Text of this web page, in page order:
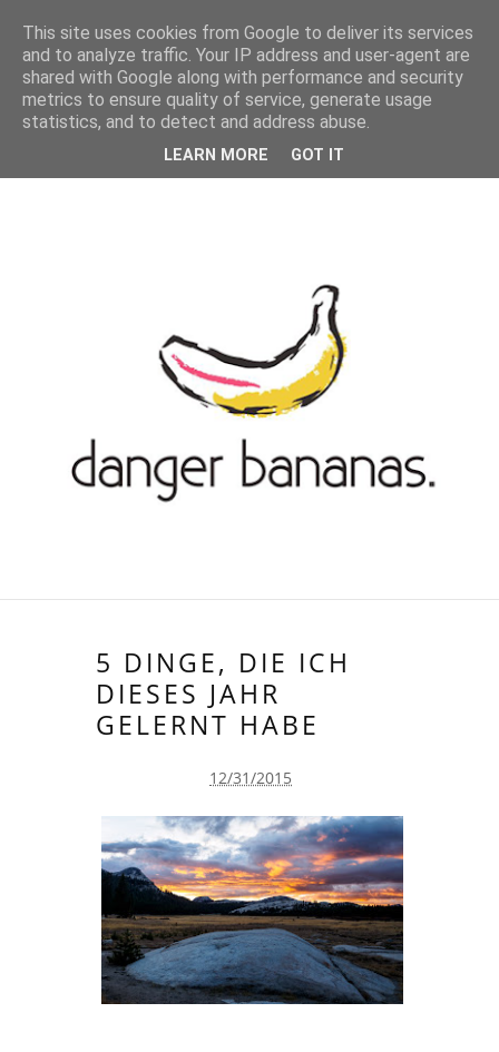
MENU
5 DINGE, DIE ICH
DIESES JAHR
GELERNT HABE
12/31/2015
This site uses cookies from Google to deliver its services
and to analyze traffic. Your IP address and user-agent are
shared with Google along with performance and security
metrics to ensure quality of service, generate usage
statistics, and to detect and address abuse.
LEARN MORE GOT IT